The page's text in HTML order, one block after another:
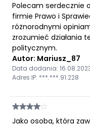
Polecam serdecznie
firmie Prawo i
różnorodnymi
zrozumieć działania
politycznym.
Autor: Mariusz_87
Data dodania:
Adres IP: ***.***.91.228
Jako osoba, która